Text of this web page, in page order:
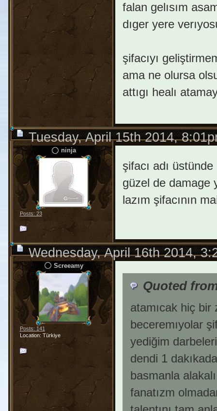
falan gelısım
dıger yere
şifacıyı
ama ne olursa
attıgı healı
Tuesday, April 15th 2014,
ninja
Posts: 23
şifacı adı
güzel de damage
lazım şifacının
Wednesday, April 16th 2014,
Screeamy
Posts: 141
Location: Türkiye
Quoted
atamıcak hiç bir
beceremıyolar
yediğim
dendi 1
basmanla alakalı
fanatızm